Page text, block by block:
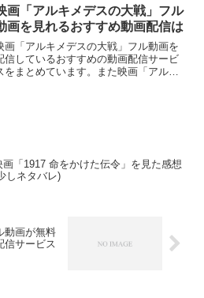
、動画配信サービス選びや映画本編を
る前の予備知識として役立ててくださ
。
画「アルキメデスの大戦」フル
画を見れるおすすめ動画配信は
画「アルキメデスの大戦」フル動画を
信しているおすすめの動画配信サービ
をまとめています。また映画「アルキ
画「1917 命をかけた伝令」を見た感想
しネタバレ)
動画が無料
信サービス